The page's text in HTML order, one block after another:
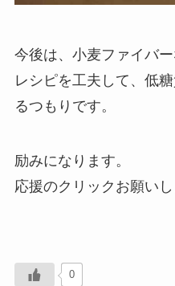
今後は、小麦ファイバ
レシピを工夫して、低
るつもりです。
励みになります。
応援のクリックお願い
0